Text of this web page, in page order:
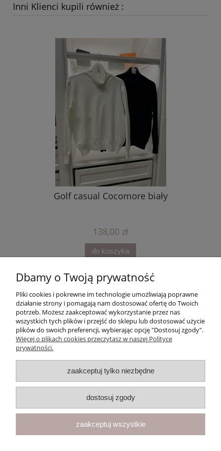
Inni Klienci kupili również :
Golf casual Cocomore biały
138,00 zł
do koszyka
Moje konto
Informacje
O nas
F.U.H. "VEGA" Magdalena Cichecka | ul. Przemysłowa 11, 42-262
Kolonia Borek | NIP: 5731439888 | Telefon:+48 781 097 065| E-
Dbamy o Twoją prywatność
Pliki cookies i pokrewne im technologie umożliwiają poprawne
działanie strony i pomagają nam dostosować ofertę do Twoich
potrzeb. Możesz zaakceptować wykorzystanie przez nas
wszystkich tych plików i przejść do sklepu lub dostosować użycie
plików do swoich preferencji, wybierając opcję "Dostosuj zgody".
Więcej o plikach cookies przeczytasz w naszej Polityce
prywatności.
zaakceptuj tylko niezbędne
dostosuj zgody
zaakceptuj wszystkie